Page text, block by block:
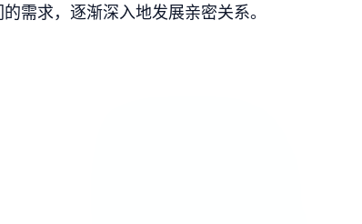
需求，逐渐深入地发展亲密关系。